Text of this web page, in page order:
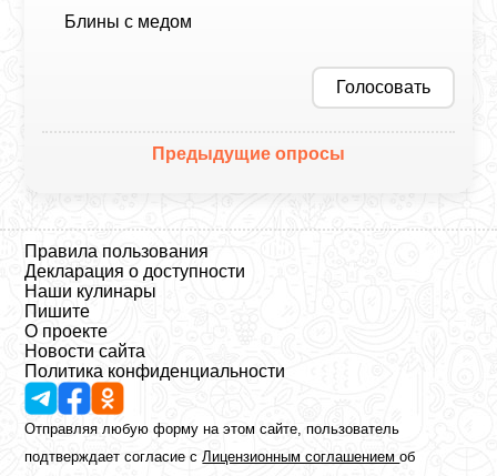
Блины с медом
Голосовать
Предыдущие опросы
Правила пользования
Декларация о доступности
Наши кулинары
Пишите
О проекте
Новости сайта
Политика конфиденциальности
Отправляя любую форму на этом сайте, пользователь
подтверждает согласие сЛицензионным соглашениемоб